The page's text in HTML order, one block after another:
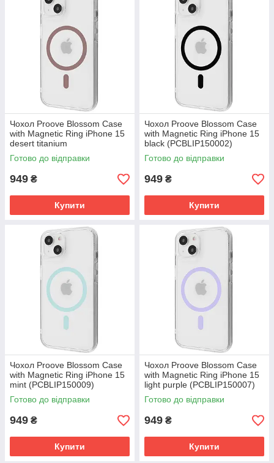
Чохол Proove Blossom Case
with Magnetic Ring iPhone 15
desert titanium
(PCBLIP150033)
Готово до відправки
949 ₴
Купити
Чохол Proove Blossom Case
with Magnetic Ring iPhone 15
black (PCBLIP150002)
Готово до відправки
949 ₴
Купити
Чохол Proove Blossom Case
with Magnetic Ring iPhone 15
mint (PCBLIP150009)
Готово до відправки
949 ₴
Купити
Чохол Proove Blossom Case
with Magnetic Ring iPhone 15
light purple (PCBLIP150007)
Готово до відправки
949 ₴
Купити